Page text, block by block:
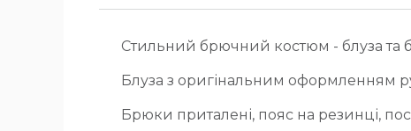
Стильний брючний костюм - блуза та
Блуза з оригінальним оформленням
Брюки приталені, пояс на резинці,